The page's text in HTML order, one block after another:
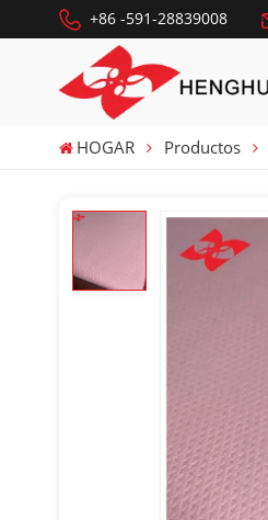
+86 -591-28839008
HOGAR Productos